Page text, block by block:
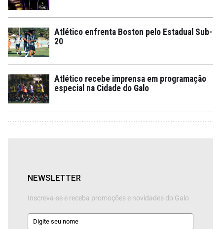
Atlético enfrenta Boston pelo Estadual Sub-
20
Atlético recebe imprensa em programação
especial na Cidade do Galo
NEWSLETTER
Inscreva-se e receba promoções e novidades do Galo